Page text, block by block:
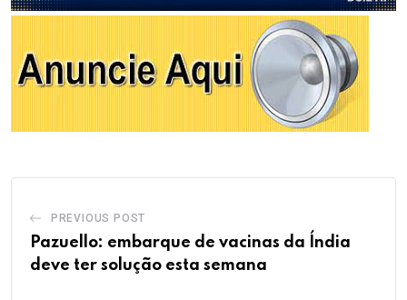
PREVIOUS POST
Pazuello: embarque de vacinas da Índia
deve ter solução esta semana